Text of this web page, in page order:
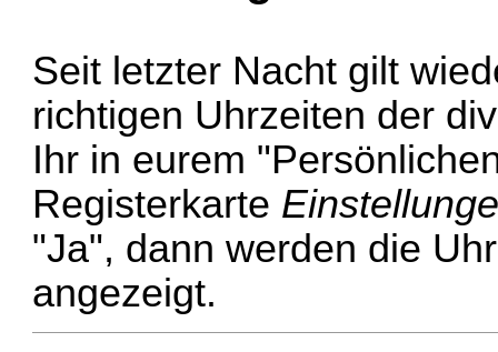
Seit letzter Nacht gilt
richtigen Uhrzeiten der
Ihr in eurem
Registerkarte
"Ja", dann werden die
angezeigt.